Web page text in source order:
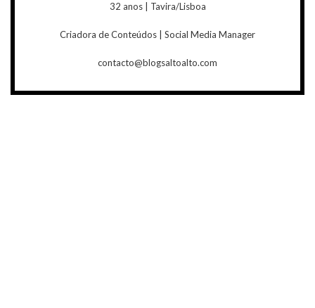
32 anos | Tavira/Lisboa
Criadora de Conteúdos | Social Media Manager
contacto@blogsaltoalto.com